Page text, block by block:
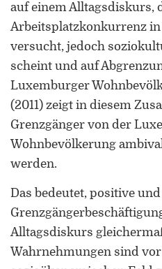
ORCID
auf einem Alltagsdiskurs,
Arbeitsplatzkonkurrenz
versucht, jedoch
scheint und auf
Luxemburger
(2011) zeigt in diesem
Grenzgänger von der
Wohnbevölkerung
werden.
Das bedeutet, positive
Alltagsdiskurs
Wahrnehmungen sind